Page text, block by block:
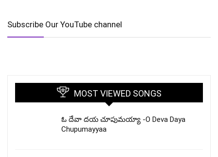
Subscribe Our YouTube channel
MOST VIEWED SONGS
ఓ దేవా దయ చూపుమయ్యా -O Deva Daya
Chupumayyaa